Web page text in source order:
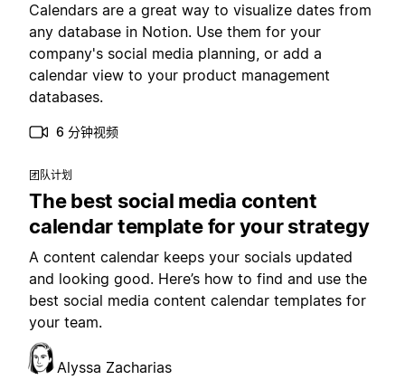
Calendars are a great way to visualize dates from
any database in Notion. Use them for your
company's social media planning, or add a
calendar view to your product management
databases.
6 分钟视频
团队计划
The best social media content
calendar template for your strategy
A content calendar keeps your socials updated
and looking good. Here’s how to find and use the
best social media content calendar templates for
your team.
Alyssa Zacharias